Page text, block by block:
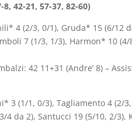
42-21, 57-37, 82-60)
4 (2/3, 0/1), Gruda* 15 (6/12
7 (1/3, 1/3), Harmon* 10
42 11+31 (Andre’ 8) –
3 (1/1, 0/3), Tagliamento 4 (2/
da 2), Santucci 19 (5/10, 2/3),